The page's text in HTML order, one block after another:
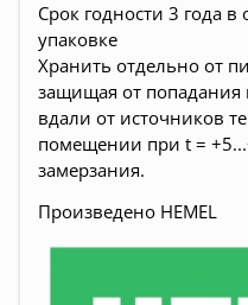
Срок годности 3 года
упаковке
Хранить отдельно от
защищая от
вдали от источников
помещении при t =
замерзания.
Произведено HEMEL